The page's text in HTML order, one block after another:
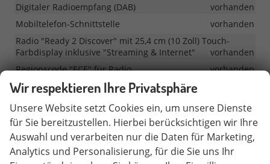
Digitaler Radioempfang (DAB)
vorhanden
Mobiltelefon-Schnittstelle
vorhanden
Radio "Ready 2 Discover" mit 25,4 cm (10 Zoll) Touch-
Farbdisplay inklusive "Streaming & Internet"
vorhanden
Regionscode "ECE" für Radio
vorhanden
Sprachassistent IDA und elektronische Sprachverstärkung
Sprachbedienung plus ICC (InCarCommunication)
vorhanden
Vorbereitet für Online Dienste
vorhanden
Wir respektieren Ihre Privatsphäre
Unsere Website setzt Cookies ein, um unsere Dienste
für Sie bereitzustellen. Hierbei berücksichtigen wir Ihre
Auswahl und verarbeiten nur die Daten für Marketing,
Analytics und Personalisierung, für die Sie uns Ihr